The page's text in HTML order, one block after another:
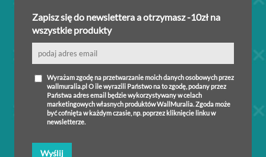
Zapisz się do newslettera a otrzymasz -10zł na
wszystkie produkty
Wyrażam zgodę na przetwarzanie moich danych osobowych przez
wallmuralia.pl O ile wyrazili Państwo na to zgodę, podany przez
Państwa adres email będzie wykorzystywany w celach
marketingowych własnych produktów WallMuralia. Zgoda może
być cofnięta w każdym czasie, np. poprzez kliknięcie linku w
newsletterze.
Wyślij